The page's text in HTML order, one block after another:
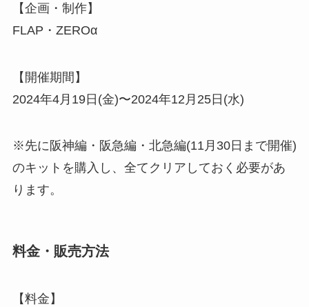
【企画・制作】
FLAP・ZEROα
【開催期間】
2024年4月19日(金)〜2024年12月25日(水)
※先に 阪神編・阪急編・北急編(11月30日まで開催)
のキットを購入し、全てクリアしておく 必要があ
ります。
料金・販売方法
【料金】